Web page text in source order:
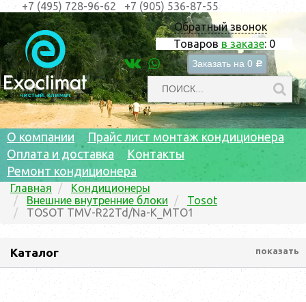
Обратный звонок
Товаров в заказе: 0
Заказать на 0 c
+7 (495) 728-96-62 +7 (905) 536-87-55
О компании
Прайс лист монтаж кондиционера
Оплата и доставка
Контакты
Ремонт кондиционера
Главная
Кондиционеры
Внешние внутренние блоки
Tosot
TOSOT TMV-R22Td/Na-K_MTO1
Каталог показать